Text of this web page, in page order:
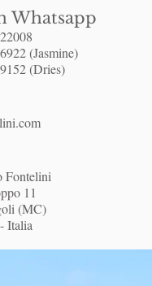
Whatsapp
(Jasmine)
(Dries)
Fontelini
11
(MC)
Italia